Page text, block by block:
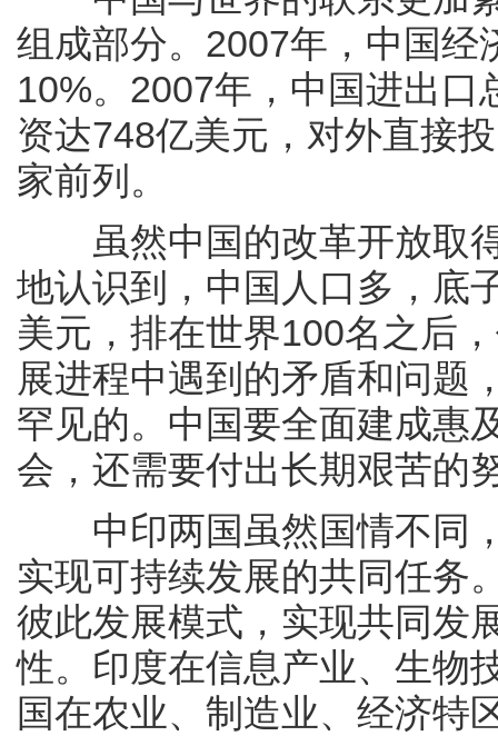
组成部分。2007年，中国经
10%。2007年，中国进出
资达748亿美元，对外直接
家前列。
虽然中国的改革开放取得
地认识到，中国人口多，底
美元，排在世界100名之后
展进程中遇到的矛盾和问题
罕见的。中国要全面建成惠
会，还需要付出长期艰苦的
中印两国虽然国情不同，
实现可持续发展的共同任务
彼此发展模式，实现共同发
性。印度在信息产业、生物
国在农业、制造业、经济特